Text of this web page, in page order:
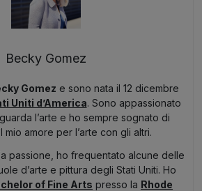
Becky Gomez
Gomez e sono nata il 12 dicembre
Uniti d’America. Sono appassionato
l’arte e ho sempre sognato di
amore per l’arte con gli altri.
passione, ho frequentato alcune delle
d’arte e pittura degli Stati Uniti. Ho
of Fine Arts presso la Rhode